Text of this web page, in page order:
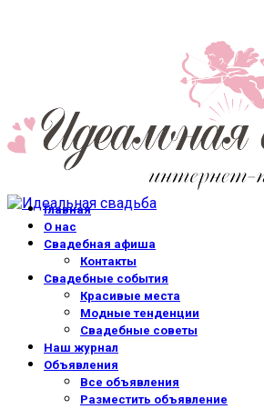
Главная
О нас
Свадебная афиша
Контакты
Свадебные события
Красивые места
Модные тенденции
Свадебные советы
Наш журнал
Объявления
Все объявления
Разместить объявление